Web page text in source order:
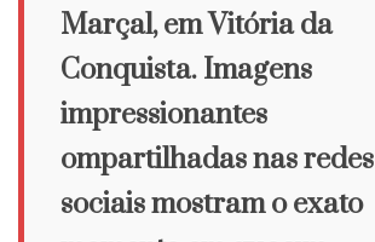
Marçal, em Vitória da
Conquista. Imagens
impressionantes
ompartilhadas nas redes
sociais mostram o exato